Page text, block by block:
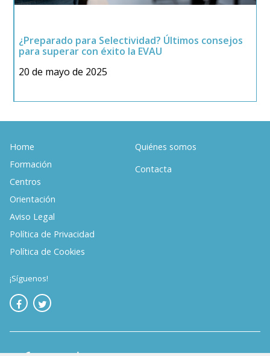
¿Preparado para Selectividad? Últimos consejos
para superar con éxito la EVAU
20 de mayo de 2025
Home
Formación
Centros
Orientación
Aviso Legal
Política de Privacidad
Política de Cookies
Quiénes somos
Contacta
¡Síguenos!